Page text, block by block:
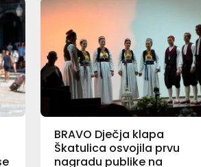
BRAVO Dječja klapa
Škatulica osvojila prvu
nagradu publike na